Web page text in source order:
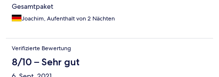
Gesamtpaket
Joachim, Aufenthalt von 2 Nächten
Verifizierte Bewertung
8/10 – Sehr gut